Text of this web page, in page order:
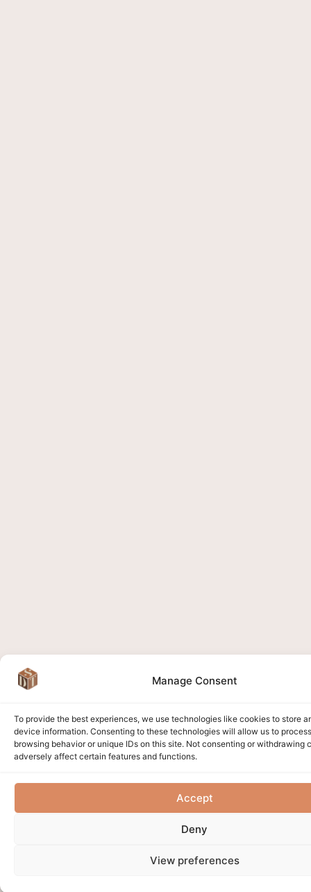
Manage Consent
To provide the best experiences, we use technologies like cookies to store
device information. Consenting to these technologies will allow us to
browsing behavior or unique IDs on this site. Not consenting or withdrawing
adversely affect certain features and functions.
Accept
Deny
View preferences